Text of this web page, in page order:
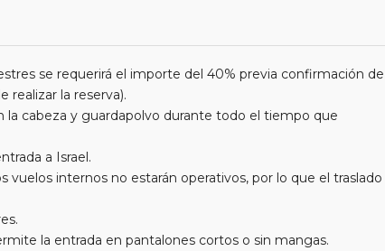
se requerirá el importe del 40% previa confirmación de
realizar la reserva).
la cabeza y guardapolvo durante todo el tiempo que
a Israel.
vuelos internos no estarán operativos, por lo que el traslado
la entrada en pantalones cortos o sin mangas.